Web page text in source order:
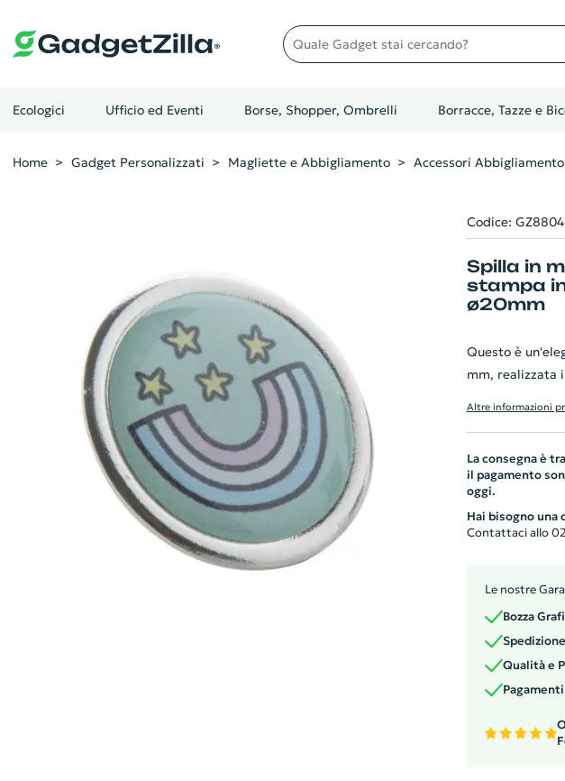
Quale gadget stai cercando?
Ecologici Ufficio ed Eventi Borse, Shopper, Ombrelli Borracce, Tazze e
Home Gadget Personalizzati Magliette e Abbigliamento Accessori Abbigliamento
Codice:
Spilla in
stampa
ø20mm
Questo è
mm, realizzata
stampa,
piacimento. Il
100 pezzi,
promozionale
personale
spille.
Altre informazioni
La consegna è
il pagamento
oggi.
Hai bisogno una
Contattaci allo
Le nostre
Bozza
Qualità e